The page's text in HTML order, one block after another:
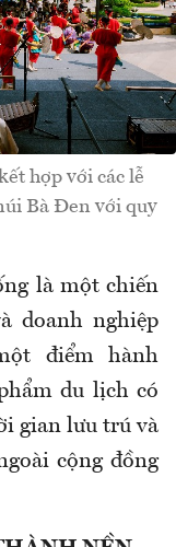
hợp với các lễ
Bà Đen với quy
là một chiến
doanh nghiệp
điểm hành
du lịch có
gian lưu trú và
cộng đồng